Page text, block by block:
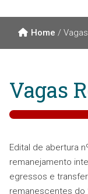
Home /
Vagas
Edital de abertura
remanejamento
egressos e
remanescentes do